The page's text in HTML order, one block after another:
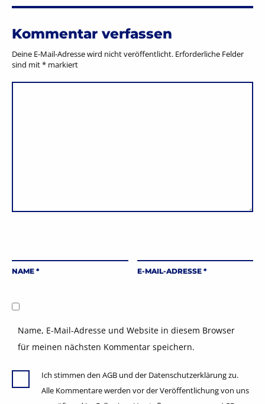
Kommentar verfassen
Deine E-Mail-Adresse wird nicht veröffentlicht. Erforderliche Felder
sind mit* markiert
NAME * E-MAIL-ADRESSE *
Name, E-Mail-Adresse und Website in diesem Browser
für meinen nächsten Kommentar speichern.
Ich stimmen den AGB und der Datenschutzerklärung zu.
Alle Kommentare werden vor der Veröffentlichung von uns